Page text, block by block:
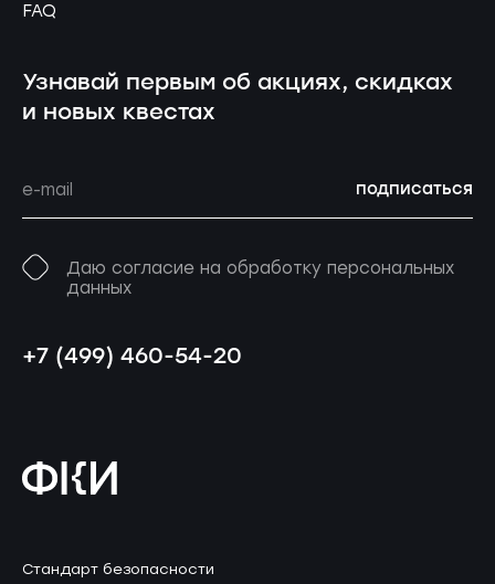
FAQ
Узнавай первым об акциях, скидках
и новых квестах
подписаться
Даю согласие на обработку персональных
данных
+7 (499) 460-54-20
Стандарт безопасности